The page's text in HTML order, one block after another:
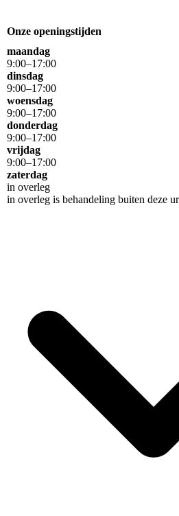
Onze openingstijden
maandag
9:00–17:00
dinsdag
9:00–17:00
woensdag
9:00–17:00
donderdag
9:00–17:00
vrijdag
9:00–17:00
zaterdag
in overleg
in overleg is behandeling buiten deze